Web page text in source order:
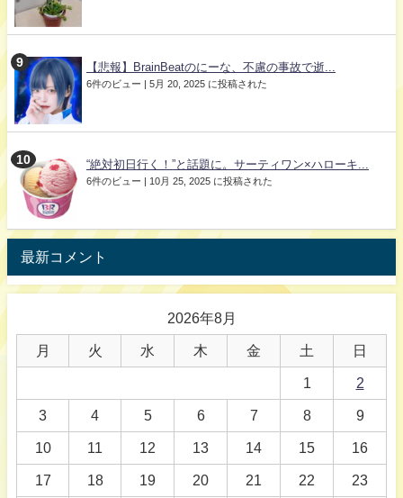
【悲報】BrainBeatのにーな、不慮の事故で逝...
6件のビュー | 5月 20, 2025 に投稿された
“絶対初日行く！”と話題に。サーティワン×ハローキ...
6件のビュー | 10月 25, 2025 に投稿された
最新コメント
2026年8月
月 火 水 木 金 土 日
1 2
3 4 5 6 7 8 9
10 11 12 13 14 15 16
17 18 19 20 21 22 23